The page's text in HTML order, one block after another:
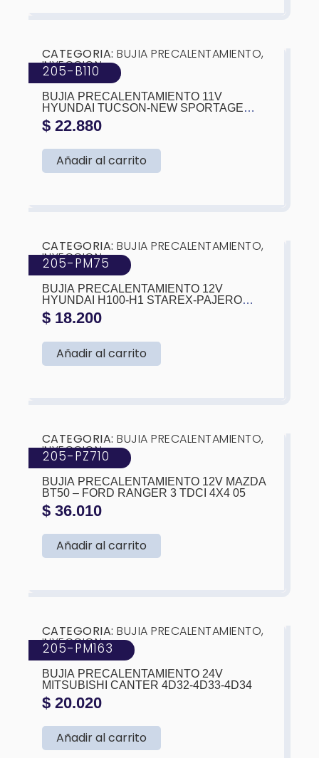
❮
205-B110
CATEGORIA:BUJIA PRECALENTAMIENTO,
INYECCION
MARCA:KTC
BUJIA PRECALENTAMIENTO 11V
HYUNDAI TUCSON-NEW SPORTAGE
(36710-
$22.880
Añadir al carrito
❮
205-PM75
CATEGORIA:BUJIA PRECALENTAMIENTO,
INYECCION
MARCA:KTC
BUJIA PRECALENTAMIENTO 12V
HYUNDAI H100-H1 STAREX-PAJERO
4D55-4D55T-4D56-4D56T 82-90
$18.200
Añadir al carrito
❮
205-PZ710
CATEGORIA:BUJIA PRECALENTAMIENTO,
INYECCION
MARCA: KTC
BUJIA PRECALENTAMIENTO 12V MAZDA
BT50 – FORD RANGER 3 TDCI 4X4 05
$36.010
Añadir al carrito
❮
205-PM163
CATEGORIA:BUJIA PRECALENTAMIENTO,
INYECCION
MARCA:KTC
BUJIA PRECALENTAMIENTO 24V
MITSUBISHI CANTER 4D32-4D33-4D34
$20.020
Añadir al carrito